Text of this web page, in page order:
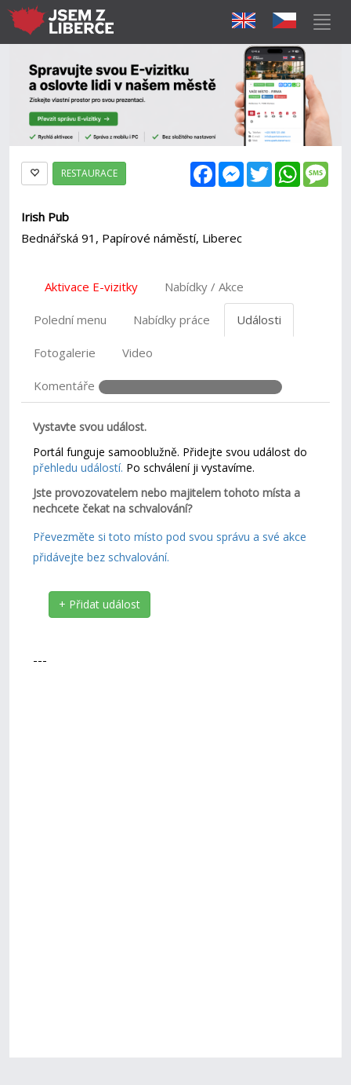
FacebookMessenger
Twitter
RESTAURACE
Irish Pub
Bednářská 91, Papírové náměstí, Liberec
Aktivace E-vizitky Nabídky / Akce
Polední menu Nabídky práce Události
Fotogalerie Video
Komentáře
Vystavte svou událost.
Portál funguje samooblužně. Přidejte svou událost do
přehledu událostí. Po schválení ji vystavíme.
Jste provozovatelem nebo majitelem tohoto místa a
nechcete čekat na schvalování?
Převezměte si toto místo pod svou správu a své akce
přidávejte bez schvalování.
+ Přidat událost
---